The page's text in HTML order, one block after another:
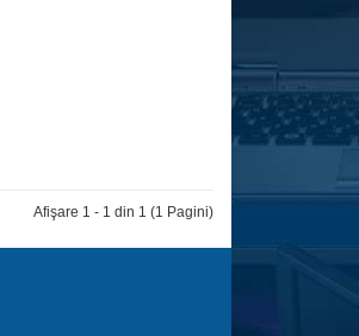
Afişare 1 - 1 din 1 (1 Pagini)